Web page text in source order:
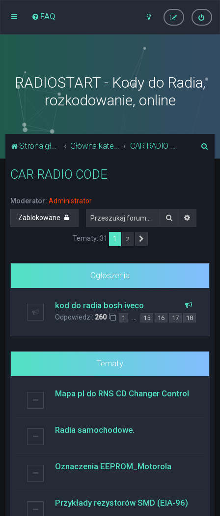
FAQ
RADIOSTART - Kody do Radia,
rozkodowanie, online
Strona główna Główna kategoria forum CAR RADIO CODE
CAR RADIO CODE
Moderator: Administrator
Zablokowane Szukaj
Tematy: 31 1 2
Ogłoszenia
kod do radia bosh iveco
Odpowiedzi: 260 1 … 15 16 17 18
Tematy
Mapa pl do RNS CD Changer Control
Radia samochodowe.
Oznaczenia EEPROM_Motorola
Przykłady rezystorów SMD (EIA-96)